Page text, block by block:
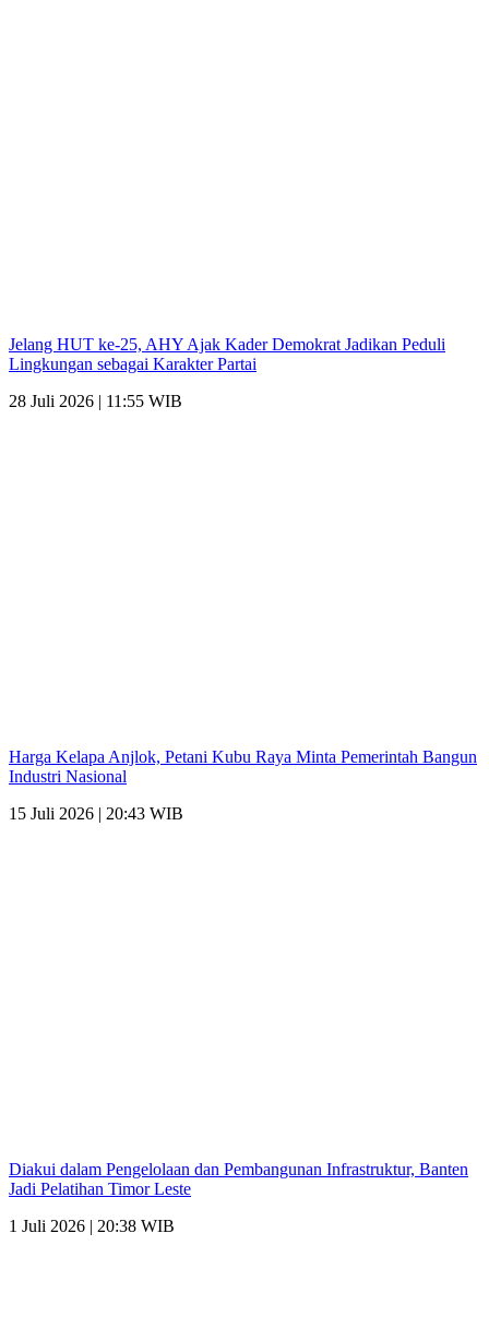
Jelang HUT ke-25, AHY Ajak Kader Demokrat Jadikan Peduli
Lingkungan sebagai Karakter Partai
28 Juli 2026 | 11:55 WIB
Harga Kelapa Anjlok, Petani Kubu Raya Minta Pemerintah Bangun
Industri Nasional
15 Juli 2026 | 20:43 WIB
Diakui dalam Pengelolaan dan Pembangunan Infrastruktur, Banten
Jadi Pelatihan Timor Leste
1 Juli 2026 | 20:38 WIB